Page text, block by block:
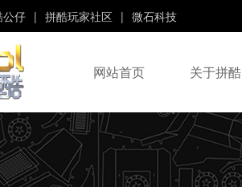
公仔 | 拼酷玩家社区 | 微石科技
网站首页 关于拼酷